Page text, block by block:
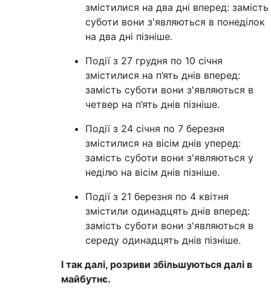
змістилися на два дні вперед: замість
суботи вони з'являються в понеділок
на два дні пізніше.
Події з 27 грудня по 10 січня
змістилися на п’ять днів вперед:
замість суботи вони з'являються в
четвер на п’ять днів пізніше.
Події з 24 січня по 7 березня
змістилися на вісім днів уперед:
замість суботи вони з'являються у
неділю на вісім днів пізніше.
Події з 21 березня по 4 квітня
змістили одинадцять днів вперед:
замість суботи вони з'являються в
середу одинадцять днів пізніше.
І так далі, розриви збільшуються далі в
майбутнє.